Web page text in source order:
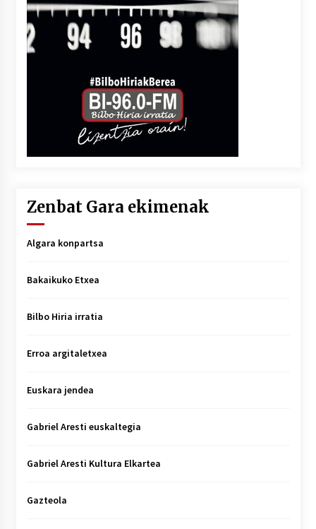
Zenbat Gara ekimenak
Algara konpartsa
Bakaikuko Etxea
Bilbo Hiria irratia
Erroa argitaletxea
Euskara jendea
Gabriel Aresti euskaltegia
Gabriel Aresti Kultura Elkartea
Gazteola